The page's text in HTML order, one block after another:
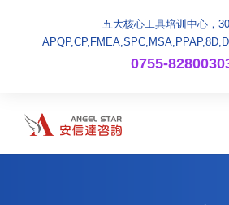
五大核心工具培训中心，
0755-